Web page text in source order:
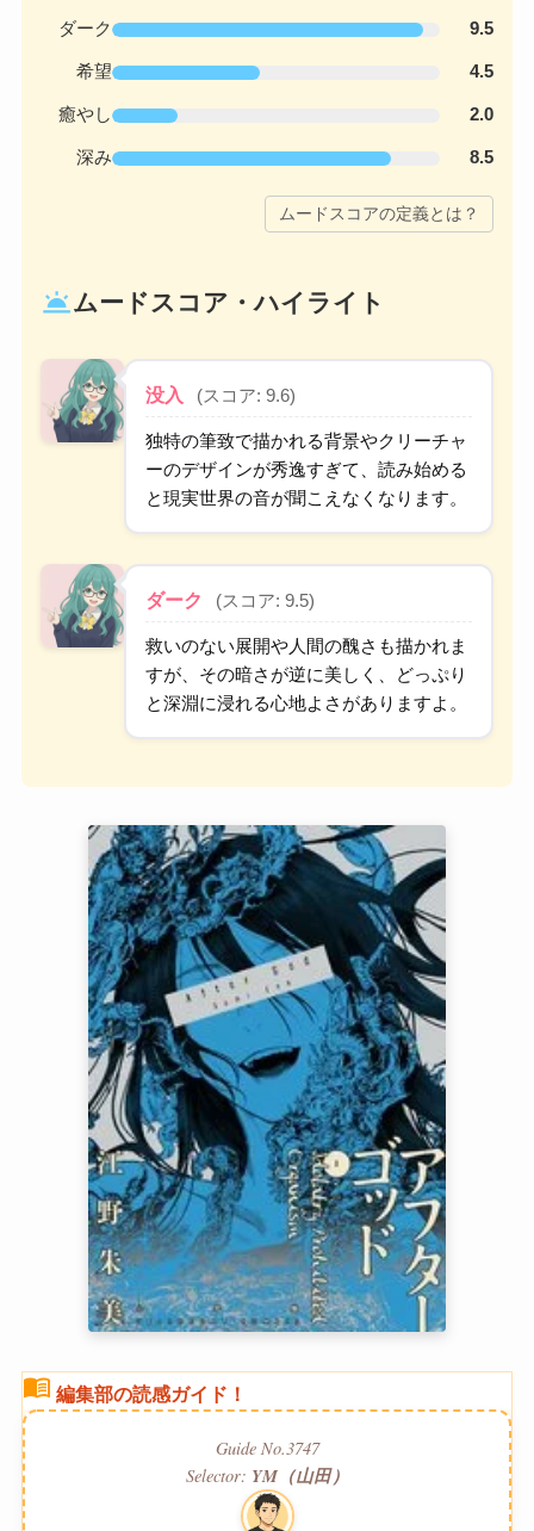
ダーク 9.5
希望 4.5
癒やし 2.0
深み 8.5
ムードスコアの定義とは？
wb_twilightムードスコア・ハイライト
没入 (スコア: 9.6)
独特の筆致で描かれる背景やクリーチャ
ーのデザインが秀逸すぎて、読み始める
と現実世界の音が聞こえなくなります。
ダーク (スコア: 9.5)
救いのない展開や人間の醜さも描かれま
すが、その暗さが逆に美しく、どっぷり
と深淵に浸れる心地よさがありますよ。
menu_book 編集部の読感ガイド！
Guide No.3747
Selector: YM（山田）